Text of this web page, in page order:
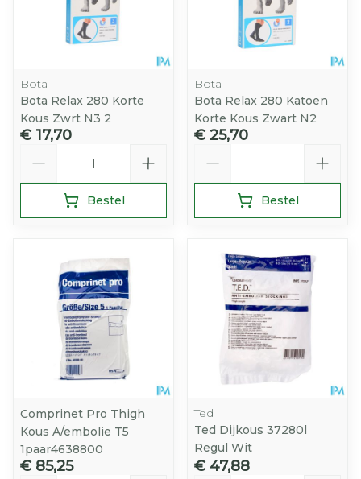
Bota
Bota Relax 280 Korte
Kous Zwrt N3 2
€ 17,70
Bestel
Bota
Bota Relax 280 Katoen
Korte Kous Zwart N2
€ 25,70
Bestel
Comprinet Pro Thigh
Kous A/embolie T5
1paar4638800
€ 85,25
Ted
Ted Dijkous 37280l
Regul Wit
€ 47,88